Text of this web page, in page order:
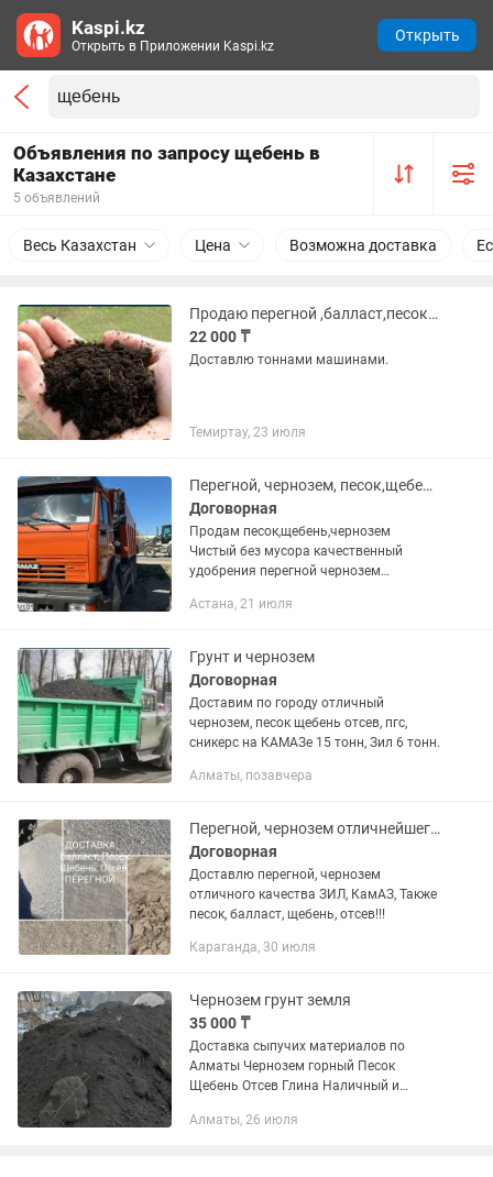
Объявления по запросу щебень в
Казахстане
5 объявлений
Весь Казахстан Цена Возможна доставка
Продаю перегной ,балласт,песок,щебень,отсев.
22 000 ₸
Доставлю тоннами машинами.
Темиртау, 23 июля
Перегной, чернозем, песок,щебень, отсев
Договорная
Продам песок,щебень,чернозем
Чистый без мусора качественный
удобрения перегной чернозем
камаз
Астана, 21 июля
Грунт и чернозем
Договорная
Доставим по городу отличный
чернозем, песок щебень отсев, пгс,
сникерс на КАМАЗе 15 тонн, Зил 6 тонн.
Алматы, позавчера
Перегной, чернозем отличнейшего качества доставлю точно в срок
Договорная
Доставлю перегной, чернозем
отличного качества ЗИЛ, КамАЗ, Также
песок, балласт, щебень, отсев!!!
Караганда, 30 июля
Чернозем грунт земля
35 000 ₸
Доставка сыпучих материалов по
Алматы Чернозем горный Песок
Щебень Отсев Глина Наличный и
расстояния
Алматы, 26 июля
Kaspi.kz
Открыть в Приложении Kaspi.kz
Открыть